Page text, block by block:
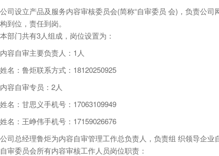
公司设立产品及服务内容审核委员会(简称“自审委员 会)，负责公
构到位，责任到岗。
本部门共有3人组成，岗位设置为：
内容自审主要负责人：1人
姓名：鲁炬联系方式：18120250925
内容自审专员：2人
姓名：甘思义手机号：17063109949
姓名：王峥伟手机号：17159026676
公司总经理鲁炬为内容自审管理工作总负责人，负责组 织领导企
自审委员会所有内容审核工作人员岗位职责：